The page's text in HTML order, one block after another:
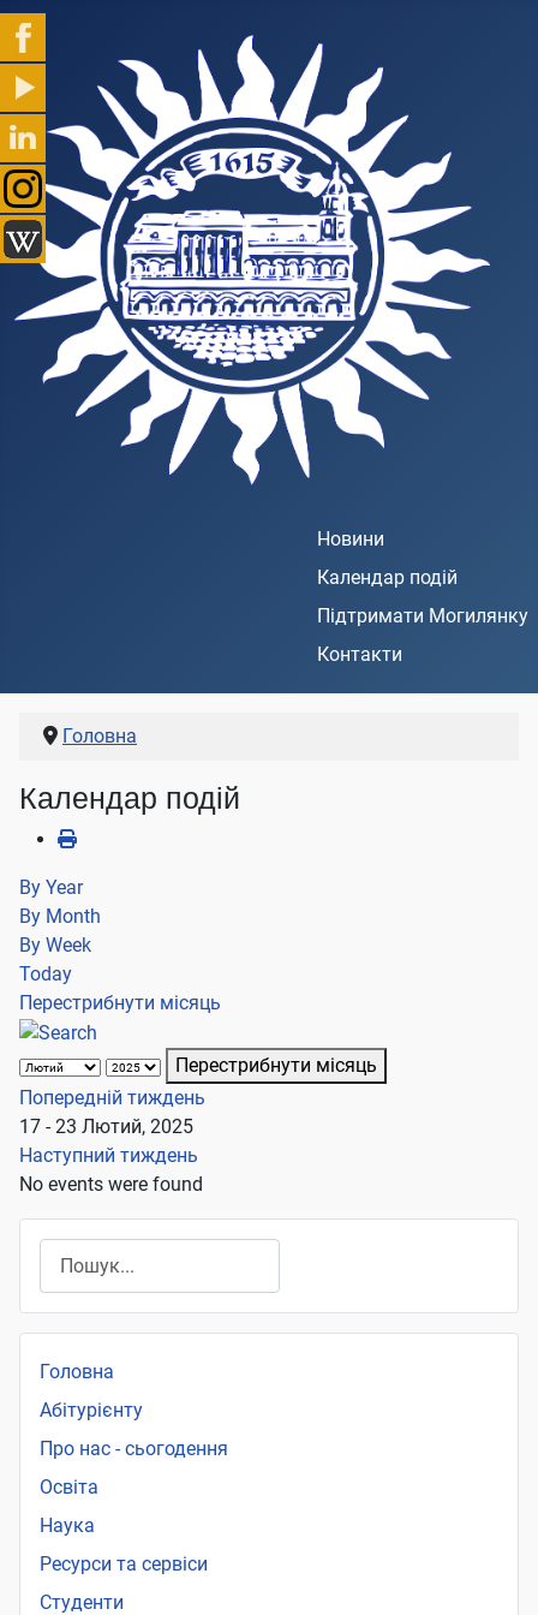
Новини
Календар подій
Підтримати Могилянку
Контакти
Головна
Календар подій
By Year
By Month
By Week
Today
Перестрибнути місяць
Перестрибнути місяць
Попередній тиждень
17 - 23 Лютий, 2025
Наступний тиждень
No events were found
Головна
Абітурієнту
Про нас - сьогодення
Освіта
Наука
Ресурси та сервіси
Студенти